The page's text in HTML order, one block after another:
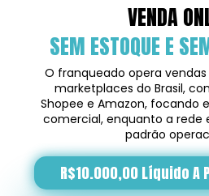
VENDA
SEM ESTOQUE E
O franqueado opera
marketplaces do Brasil,
Shopee e Amazon, focando
comercial, enquanto a rede
padrão
R$10.000,00 Líquido A